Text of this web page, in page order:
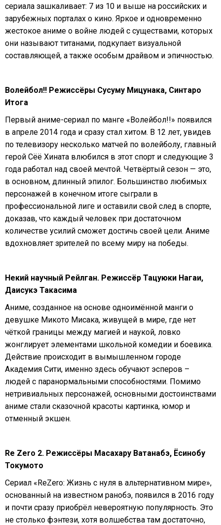
сериала зашкаливает: 7 из 10 и выше на российских и
зарубежных порталах о кино. Яркое и одновременно
жестокое аниме о войне людей с существами, которых
они называют титанами, подкупает визуальной
составляющей, а также особым драйвом и эпичностью.
Волейбол!! Режиссёры Сусуму Мицунака, Синтаро
Итога
Первый аниме-сериал по манге «Волейбол!!» появился
в апреле 2014 года и сразу стал хитом. В 12 лет, увидев
по телевизору несколько матчей по волейболу, главный
герой Сёё Хината влюбился в этот спорт и следующие 3
года работал над своей мечтой. Четвёртый сезон — это,
в основном, длинный эпилог. Большинство любимых
персонажей в конечном итоге сыграли в
профессиональной лиге и оставили свой след в спорте,
доказав, что каждый человек при достаточном
количестве усилий сможет достичь своей цели. Аниме
вдохновляет зрителей по всему миру на победы.
Некий научный Рейлган. Режиссёр Тацуюки Нагаи,
Даисукэ Такасима
Аниме, созданное на основе одноимённой манги о
девушке Микото Мисака, живущей в мире, где нет
чёткой границы между магией и наукой, ловко
жонглирует элементами школьной комедии и боевика.
Действие происходит в вымышленном городе
Академия Сити, именно здесь обучают эсперов –
людей с паранормальными способностями. Помимо
нетривиальных персонажей, основными достоинствами
аниме стали сказочной красоты картинка, юмор и
отменный экшен.
Re Zero 2. Режиссёры Масахару Ватанабэ, Ёсинобу
Токумото
Сериал «ReZero: Жизнь с нуля в альтернативном мире»,
основанный на известном ранобэ, появился в 2016 году
и почти сразу приобрёл невероятную популярность. Это
не столько фэнтези, хотя волшебства там достаточно,